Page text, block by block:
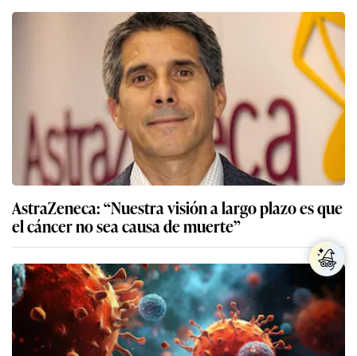
AstraZeneca: “Nuestra visión a largo plazo es que
el cáncer no sea causa de muerte”